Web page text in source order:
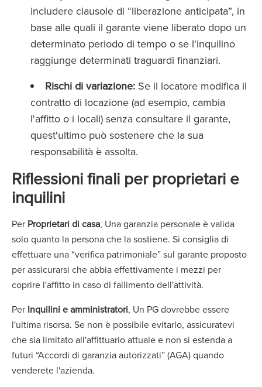
includere clausole di “liberazione anticipata”, in
base alle quali il garante viene liberato dopo un
determinato periodo di tempo o se l'inquilino
raggiunge determinati traguardi finanziari.
Rischi di variazione: Se il locatore modifica il
contratto di locazione (ad esempio, cambia
l'affitto o i locali) senza consultare il garante,
quest'ultimo può sostenere che la sua
responsabilità è assolta.
Riflessioni finali per proprietari e
inquilini
Per Proprietari di casa, Una garanzia personale è valida
solo quanto la persona che la sostiene. Si consiglia di
effettuare una “verifica patrimoniale” sul garante proposto
per assicurarsi che abbia effettivamente i mezzi per
coprire l'affitto in caso di fallimento dell'attività.
Per Inquilini e amministratori, Un PG dovrebbe essere
l'ultima risorsa. Se non è possibile evitarlo, assicuratevi
che sia limitato all'affittuario attuale e non si estenda a
futuri “Accordi di garanzia autorizzati” (AGA) quando
venderete l'azienda.